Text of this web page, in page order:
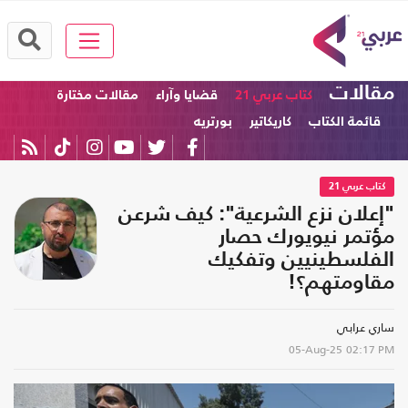
مقالات كتاب عربي 21 قضايا وآراء
مقالات مختارة
قائمة الكتاب
كاريكاتير بورتريه
كتاب عربي 21
"إعلان نزع الشرعية": كيف شرعن
مؤتمر نيويورك حصار
الفلسطينيين وتفكيك
مقاومتهم؟!
ساري عرابي
05-Aug-25 02:17 PM